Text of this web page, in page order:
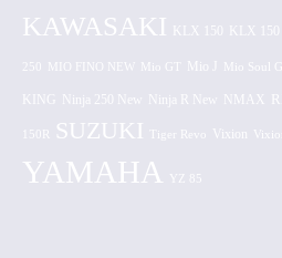
KAWASAKI KLX 150 KLX 150
250 MIO FINO NEW Mio GT Mio J Mio Soul
KING Ninja 250 New Ninja R New NMAX
150R SUZUKI Tiger Revo Vixion
YAMAHA YZ 85